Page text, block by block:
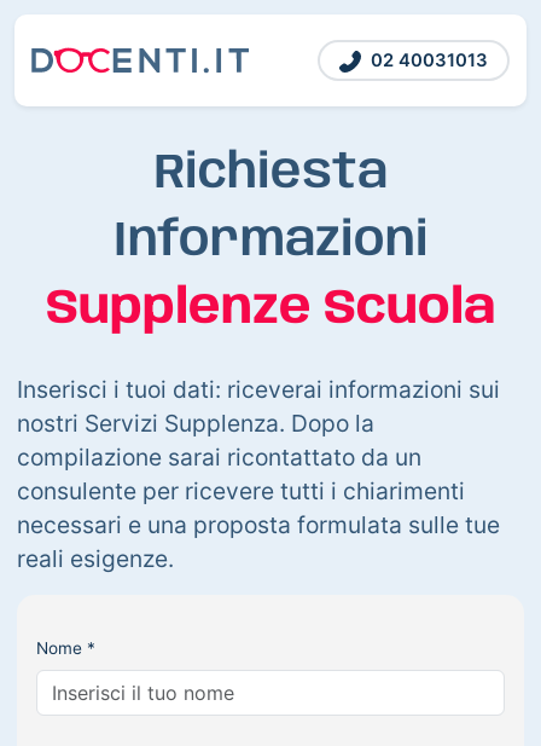
02 40031013
Richiesta
Informazioni
Supplenze Scuola
Inserisci i tuoi dati: riceverai informazioni sui
nostri Servizi Supplenza. Dopo la
compilazione sarai ricontattato da un
consulente per ricevere tutti i chiarimenti
necessari e una proposta formulata sulle tue
reali esigenze.
Nome *